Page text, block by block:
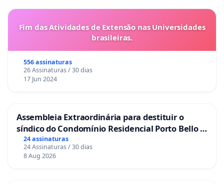
Fim das Atividades de Extensão nas Universidades
brasileiras.
556 assinaturas
26 Assinaturas / 30 dias
17 Jun 2024
Assembleia Extraordinária para destituir o
síndico do Condomínio Residencial Porto Bello -
La Casa
24 assinaturas
24 Assinaturas / 30 dias
8 Aug 2026